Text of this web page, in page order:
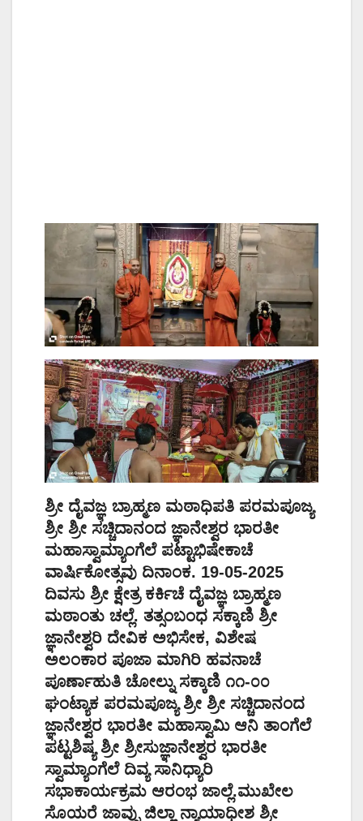
ಶ್ರೀ ದೈವಜ್ಞ ಬ್ರಾಹ್ಮಣ ಮಠಾಧಿಪತಿ ಪರಮಪೂಜ್ಯ
ಶ್ರೀ ಶ್ರೀ ಸಚ್ಚಿದಾನಂದ ಜ್ಞಾನೇಶ್ವರ ಭಾರತೀ
ಮಹಾಸ್ವಾಮ್ಯಾಂಗೆಲೆ ಪಟ್ಟಾಭಿಷೇಕಾಚೆ
ವಾರ್ಷಿಕೋತ್ಸವು ದಿನಾಂಕ. 19-05-2025
ದಿವಸು ಶ್ರೀ ಕ್ಷೇತ್ರ ಕರ್ಕಿಚೆ ದೈವಜ್ಞ ಬ್ರಾಹ್ಮಣ
ಮಠಾಂತು ಚಲ್ಲೆ. ತತ್ಸಂಬಂಧ ಸಕ್ಕಾಣಿ ಶ್ರೀ
ಜ್ಞಾನೇಶ್ವರಿ ದೇವಿಕ ಅಭಿಸೇಕ, ವಿಶೇಷ
ಅಲಂಕಾರ ಪೂಜಾ ಮಾಗಿರಿ ಹವನಾಚೆ
ಪೂರ್ಣಾಹುತಿ ಚೋಲ್ನು ಸಕ್ಕಾಣಿ ೧೧-೦೦
ಘಂಟ್ಯಾಕ ಪರಮಪೂಜ್ಯ ಶ್ರೀ ಶ್ರೀ ಸಚ್ಚಿದಾನಂದ
ಜ್ಞಾನೇಶ್ವರ ಭಾರತೀ ಮಹಾಸ್ವಾಮಿ ಆನಿ ತಾಂಗೆಲೆ
ಪಟ್ಟಶಿಷ್ಯ ಶ್ರೀ ಶ್ರೀಸುಜ್ಞಾನೇಶ್ವರ ಭಾರತೀ
ಸ್ವಾಮ್ಯಾಂಗೆಲೆ ದಿವ್ಯ ಸಾನಿಧ್ಯಾರಿ
ಸಭಾಕಾರ್ಯಕ್ರಮ ಆರಂಭ ಜಾಲ್ಲೆ.ಮುಖೇಲ
ಸೊಯರೆ ಜಾವ್ನು ಜಿಲ್ಲಾ ನ್ಯಾಯಾಧೀಶ ಶ್ರೀ